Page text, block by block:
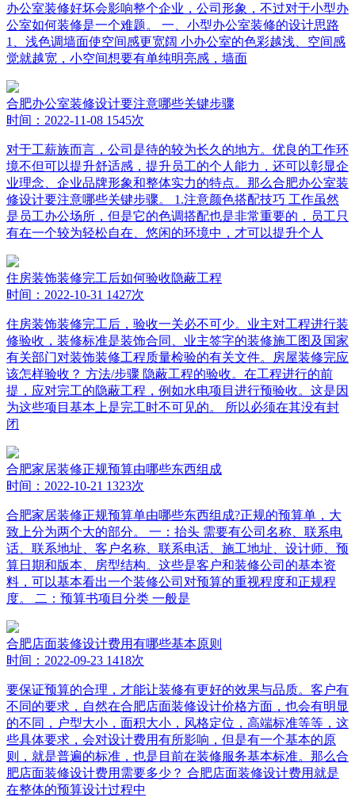
办公室装修好坏会影响整个企业，公司形象，不过对于小型办
公室如何装修是一个难题。 一、小型办公室装修的设计思路
1、浅色调墙面使空间感更宽阔 小办公室的色彩越浅、空间感
觉就越宽，小空间想要有单纯明亮感，墙面
合肥办公室装修设计要注意哪些关键步骤
时间：2022-11-08 1545次
对于工薪族而言，公司是待的较为长久的地方。优良的工作环
境不但可以提升舒适感，提升员工的个人能力，还可以彰显企
业理念、企业品牌形象和整体实力的特点。那么合肥办公室装
修设计要注意哪些关键步骤。 1.注意颜色搭配技巧 工作虽然
是员工办公场所，但是它的色调搭配也是非常重要的，员工只
有在一个较为轻松自在、悠闲的环境中，才可以提升个人
住房装饰装修完工后如何验收隐蔽工程
时间：2022-10-31 1427次
住房装饰装修完工后，验收一关必不可少。业主对工程进行装
修验收，装修标准是装饰合同、业主签字的装修施工图及国家
有关部门对装饰装修工程质量检验的有关文件。房屋装修完应
该怎样验收？ 方法/步骤 隐蔽工程的验收。在工程进行的前
提，应对完工的隐蔽工程，例如水电项目进行预验收。这是因
为这些项目基本上是完工时不可见的。 所以必须在其没有封
闭
合肥家居装修正规预算由哪些东西组成
时间：2022-10-21 1323次
合肥家居装修正规预算单由哪些东西组成?正规的预算单，大
致上分为两个大的部分。 一：抬头 需要有公司名称、联系电
话、联系地址、客户名称、联系电话、施工地址、设计师、预
算日期和版本、房型结构。这些是客户和装修公司的基本资
料，可以基本看出一个装修公司对预算的重视程度和正规程
度。 二：预算书项目分类 一般是
合肥店面装修设计费用有哪些基本原则
时间：2022-09-23 1418次
要保证预算的合理，才能让装修有更好的效果与品质。客户有
不同的要求，自然在合肥店面装修设计价格方面，也会有明显
的不同，户型大小，面积大小，风格定位，高端标准等等，这
些具体要求，会对设计费用有所影响，但是有一个基本的原
则，就是普遍的标准，也是目前在装修服务基本标准。那么合
肥店面装修设计费用需要多少？ 合肥店面装修设计费用就是
在整体的预算设计过程中